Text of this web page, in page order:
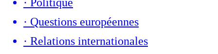
· Questions européennes
· Relations internationales